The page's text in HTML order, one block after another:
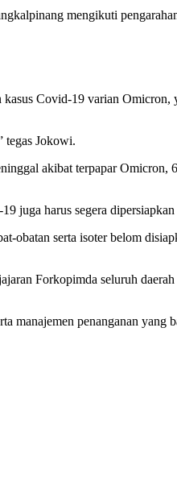
mengikuti
Covid-19 varian
tegas Jokowi.
akibat terpapar
juga harus segera
obatan serta isoter belom
Forkopimda seluruh
manajemen penanganan yang